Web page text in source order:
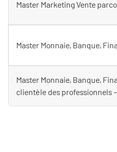
Master Marketing Vente
Master Monnaie, Banque,
Master Monnaie, Banque,
clientèle des professionnels